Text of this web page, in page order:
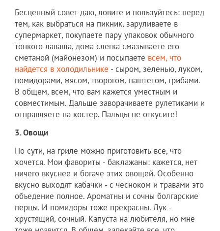
Бесценный совет даю, ловите и пользуйтесь: перед
тем, как выбраться на пикник, заруливаете в
супермаркет, покупаете пару упаковок обычного
тонкого лаваша, дома слегка смазываете его
сметаной (майонезом) и посыпаете всем, что
найдется в холодильнике - сыром, зеленью, луком,
помидорами, мясом, творогом, паштетом, грибами.
В общем, всем, что вам кажется уместным и
совместимым. Дальше заворачиваете рулетиками и
отправляете на костер. Пальцы не откусите!
3. Овощи
По сути, на гриле можно приготовить все, что
хочется. Мои фавориты - баклажаны: кажется, нет
ничего вкуснее и богаче этих овощей. Особенно
вкусно выходят кабачки - с чесноком и травами это
объедение полное. Ароматны и сочны болгарские
перцы. И помидоры тоже прекрасны. Лук -
хрустящий, сочный. Капуста на любителя, но мне